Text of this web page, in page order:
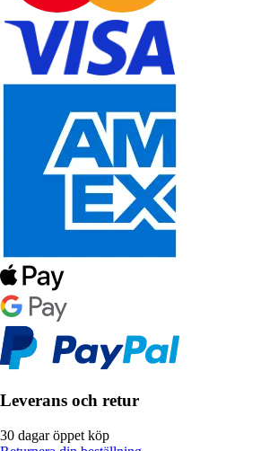
Leverans och retur
30 dagar öppet köp